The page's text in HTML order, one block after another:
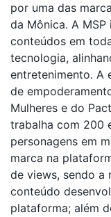
por uma das
da Mônica. A
conteúdos em
tecnologia,
entretenimento. A
de
Mulheres e do
trabalha com 200
personagens em
marca na
de views, sendo a
conteúdo
plataforma; além